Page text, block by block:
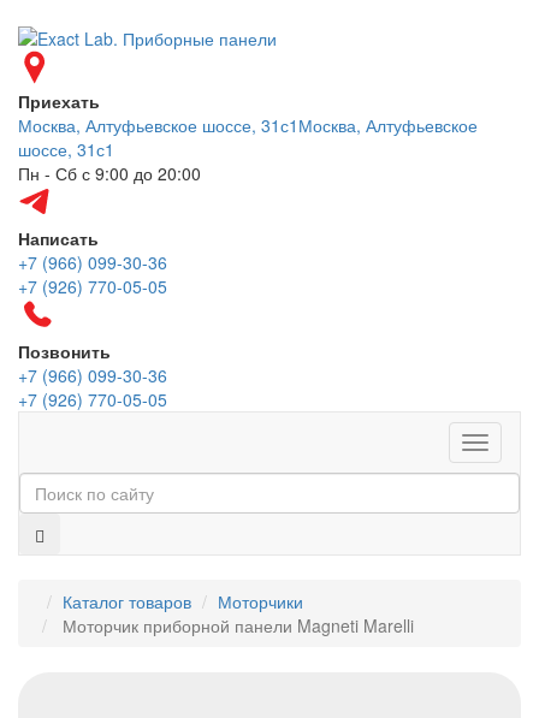
Приехать
Москва, Алтуфьевское шоссе, 31с1 Москва, Алтуфьевское
шоссе, 31с1
Пн - Сб с 9:00 до 20:00
Написать
+7 (966) 099-30-36
+7 (926) 770-05-05
Позвонить
+7 (966) 099-30-36
+7 (926) 770-05-05
Меню
Каталог товаров
Моторчики
Моторчик приборной панели Magneti Marelli